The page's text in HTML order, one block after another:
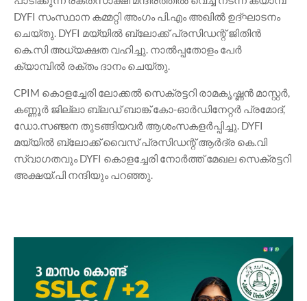
DYFI സംസ്ഥാന കമ്മറ്റി അംഗം പി.എം അഖിൽ ഉദ്ഘാടനം
ചെയ്തു. DYFI മയ്യിൽ ബ്ലോക്ക് പ്രസിഡന്റ് ജിതിൻ
കെ.സി അധ്യക്ഷത വഹിച്ചു. നാൽപ്പതോളം പേർ
ക്യാമ്പിൽ രക്തം ദാനം ചെയ്തു.
CPIM കൊളച്ചേരി ലോക്കൽ സെക്രട്ടറി രാമകൃഷ്ണൻ മാസ്റ്റർ,
കണ്ണൂർ ജില്ലാ ബ്ലഡ് ബാങ്ക് കോ-ഓർഡിനേറ്റർ പ്രമോദ്,
ഡോ.സഞ്ജന തുടങ്ങിയവർ ആശംസകളർപ്പിച്ചു. DYFI
മയ്യിൽ ബ്ലോക്ക്‌ വൈസ് പ്രസിഡന്റ്‌ ആർദ്ര കെ.വി
സ്വാഗതവും DYFI കൊളച്ചേരി നോർത്ത് മേഖല സെക്രട്ടറി
അക്ഷയ്.പി നന്ദിയും പറഞ്ഞു.